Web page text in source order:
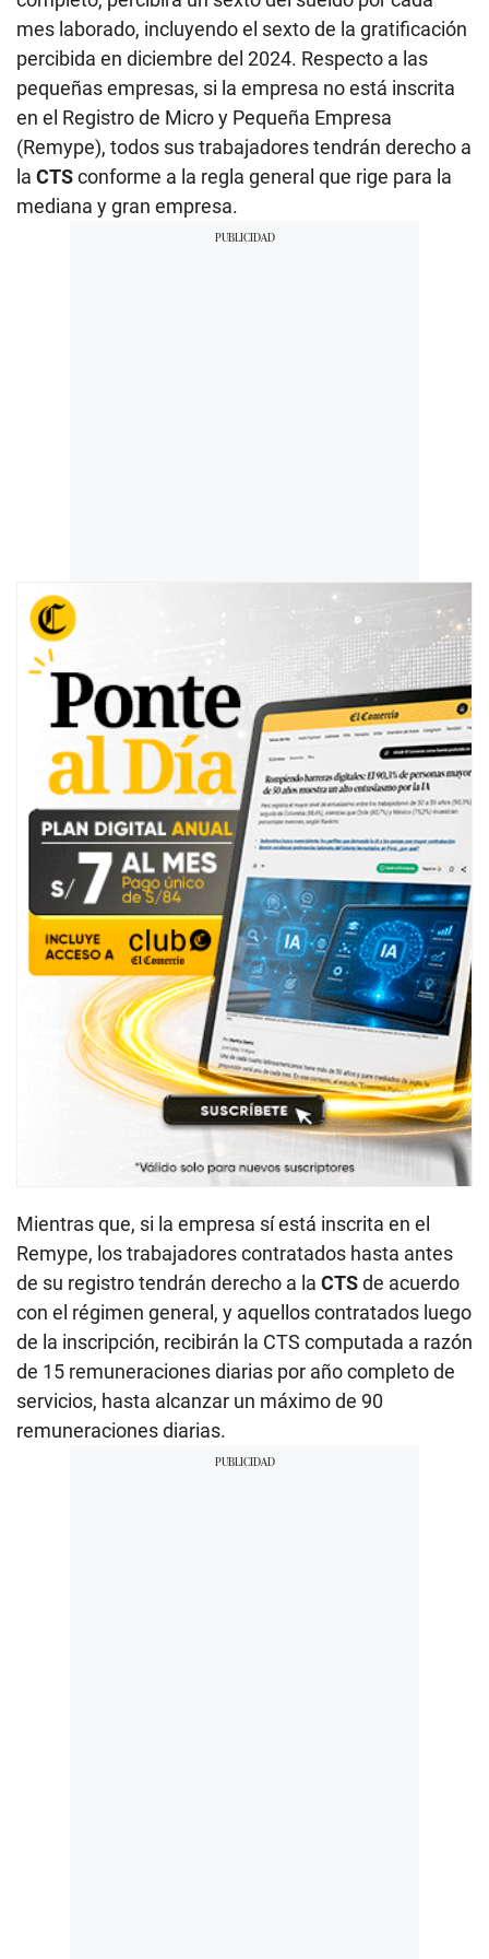
mes laborado, incluyendo el sexto de la gratificación
percibida en diciembre del 2024. Respecto a las
pequeñas empresas, si la empresa no está inscrita
en el Registro de Micro y Pequeña Empresa
(Remype), todos sus trabajadores tendrán derecho a
la CTSconforme a la regla general que rige para la
mediana y gran empresa.
Mientras que, si la empresa sí está inscrita en el
Remype, los trabajadores contratados hasta antes
de su registro tendrán derecho a la CTSde acuerdo
con el régimen general, y aquellos contratados luego
de la inscripción, recibirán la CTS computada a razón
de 15 remuneraciones diarias por año completo de
servicios, hasta alcanzar un máximo de 90
remuneraciones diarias.